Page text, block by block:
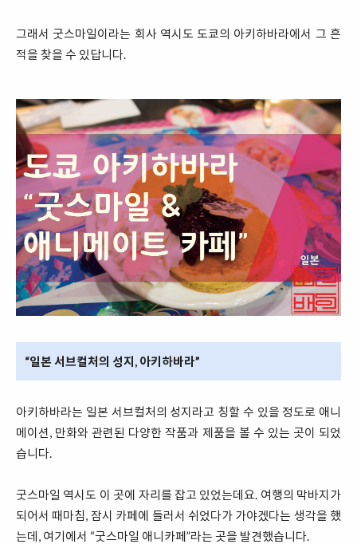
그래서 굿스마일이라는 회사 역시도 도쿄의 아키하바라에서 그 흔
적을 찾을 수 있답니다.
“일본 서브컬처의 성지, 아키하바라”
아키하바라는 일본 서브컬처의 성지라고 칭할 수 있을 정도로 애니
메이션, 만화와 관련된 다양한 작품과 제품을 볼 수 있는 곳이 되었
습니다.
굿스마일 역시도 이 곳에 자리를 잡고 있었는데요. 여행의 막바지가
되어서 때마침, 잠시 카페에 들러서 쉬었다가 가야겠다는 생각을 했
는데, 여기에서 “굿스마일 애니카페”라는 곳을 발견했습니다.